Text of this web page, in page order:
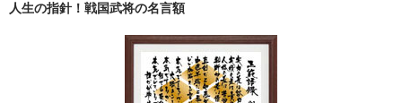
人生の指針！戦国武将の名言額